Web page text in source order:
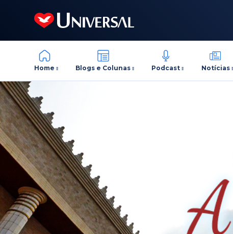
Home Blogs e Colunas Podcast Notícias